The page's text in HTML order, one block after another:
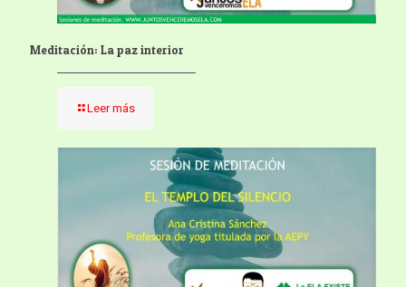
Meditación: La paz interior
Leer más